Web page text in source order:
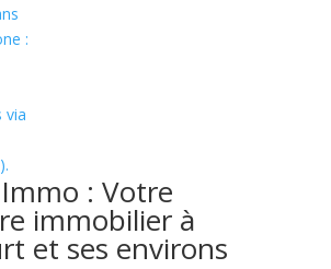
:
via
: Votre
immobilier à
et ses environs